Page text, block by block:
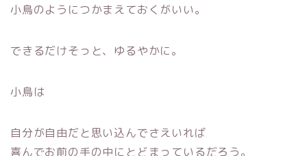
小鳥のようにつかまえておくがいい。
できるだけそっと、ゆるやかに。
小鳥は
自分が自由だと思い込んでさえいれば
喜んでお前の手の中にとどまっているだろう。